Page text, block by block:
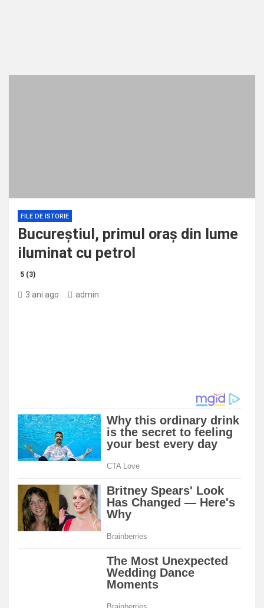
FILE DE ISTORIE
Bucureştiul, primul oraş din lume
iluminat cu petrol
5 (3)
3 ani ago admin